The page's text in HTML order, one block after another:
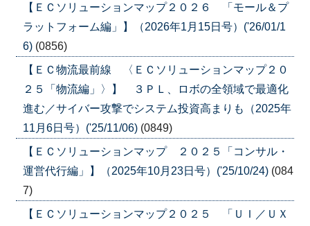
【ＥＣソリューションマップ２０２６ 「モール＆プ
ラットフォーム編」】（2026年1月15日号）('26/01/1
6) (0856)
【ＥＣ物流最前線 〈ＥＣソリューションマップ２０
２５「物流編」〉】 ３ＰＬ、ロボの全領域で最適化
進む／サイバー攻撃でシステム投資高まりも（2025年
11月6日号）('25/11/06) (0849)
【ＥＣソリューションマップ ２０２５「コンサル・
運営代行編」】（2025年10月23日号）('25/10/24) (084
7)
【ＥＣソリューションマップ２０２５ 「ＵＩ／ＵＸ